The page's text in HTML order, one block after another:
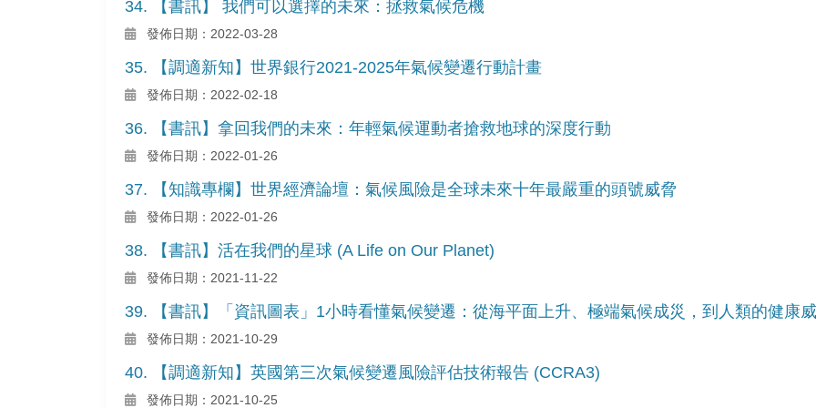
34. 【書訊】 我們可以選擇的未來：拯救氣候危機
發佈日期：2022-03-28
35. 【調適新知】世界銀行2021-2025年氣候變遷行動計畫
發佈日期：2022-02-18
36. 【書訊】拿回我們的未來：年輕氣候運動者搶救地球的深度行動
發佈日期：2022-01-26
37. 【知識專欄】世界經濟論壇：氣候風險是全球未來十年最嚴重的頭號威脅
發佈日期：2022-01-26
38. 【書訊】活在我們的星球 (A Life on Our Planet)
發佈日期：2021-11-22
39. 【書訊】「資訊圖表」1小時看懂氣候變遷：從海平面上升、極端氣候成災，到人類的健康
發佈日期：2021-10-29
40. 【調適新知】英國第三次氣候變遷風險評估技術報告 (CCRA3)
發佈日期：2021-10-25